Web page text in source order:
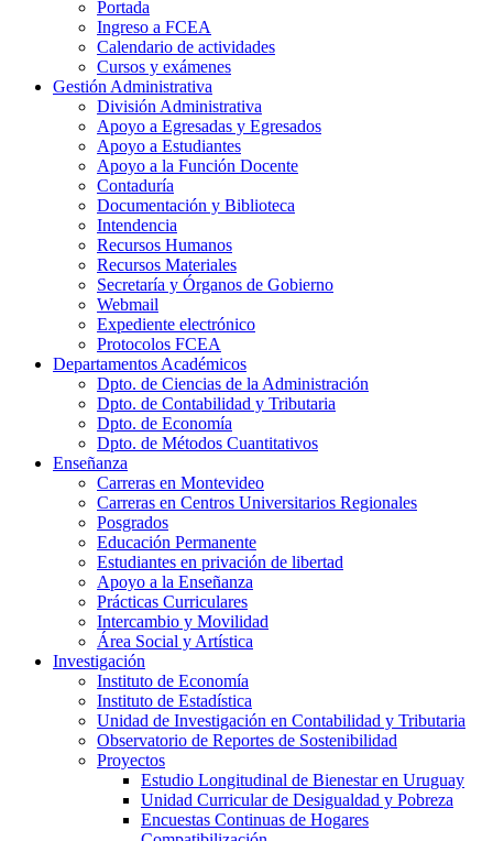
Portada
Ingreso a FCEA
Calendario de actividades
Cursos y exámenes
Gestión Administrativa
División Administrativa
Apoyo a Egresadas y Egresados
Apoyo a Estudiantes
Apoyo a la Función Docente
Contaduría
Documentación y Biblioteca
Intendencia
Recursos Humanos
Recursos Materiales
Secretaría y Órganos de Gobierno
Webmail
Expediente electrónico
Protocolos FCEA
Departamentos Académicos
Dpto. de Ciencias de la Administración
Dpto. de Contabilidad y Tributaria
Dpto. de Economía
Dpto. de Métodos Cuantitativos
Enseñanza
Carreras en Montevideo
Carreras en Centros Universitarios Regionales
Posgrados
Educación Permanente
Estudiantes en privación de libertad
Apoyo a la Enseñanza
Prácticas Curriculares
Intercambio y Movilidad
Área Social y Artística
Investigación
Instituto de Economía
Instituto de Estadística
Unidad de Investigación en Contabilidad y Tributaria
Observatorio de Reportes de Sostenibilidad
Proyectos
Estudio Longitudinal de Bienestar en Uruguay
Unidad Curricular de Desigualdad y Pobreza
Encuestas Continuas de Hogares